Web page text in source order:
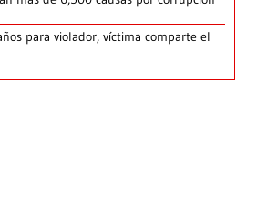
para violador, víctima comparte el